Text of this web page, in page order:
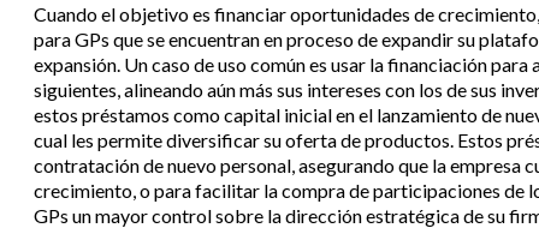
Cuando el objetivo es financiar oportunidades de
para GPs que se encuentran en proceso de expandir su
expansión. Un caso de uso común es usar la financiación
siguientes, alineando aún más sus intereses con los de sus
estos préstamos como capital inicial en el lanzamiento de
cual les permite diversificar su oferta de productos. Estos
contratación de nuevo personal, asegurando que la empresa
crecimiento, o para facilitar la compra de participaciones de
GPs un mayor control sobre la dirección estratégica de su